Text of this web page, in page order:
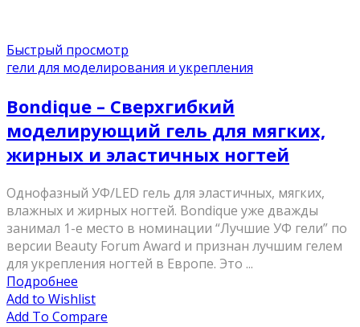
Быстрый просмотр
гели для моделирования и укрепления
Bondique – Сверхгибкий
моделирующий гель для мягких,
жирных и эластичных ногтей
Однофазный УФ/LED гель для эластичных, мягких,
влажных и жирных ногтей. Bondique уже дважды
занимал 1-е место в номинации “Лучшие УФ гели” по
версии Beauty Forum Award и признан лучшим гелем
для укрепления ногтей в Европе. Это ...
Подробнее
Add to Wishlist
Add To Compare